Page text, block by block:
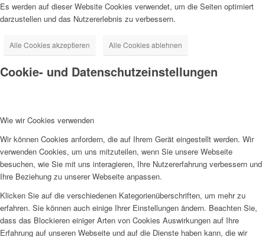
Es werden auf dieser Website Cookies verwendet, um die Seiten optimiert
darzustellen und das Nutzererlebnis zu verbessern.
Alle Cookies akzeptieren Alle Cookies ablehnen
Cookie- und Datenschutzeinstellungen
Wie wir Cookies verwenden
Wir können Cookies anfordern, die auf Ihrem Gerät eingestellt werden. Wir
verwenden Cookies, um uns mitzuteilen, wenn Sie unsere Webseite
besuchen, wie Sie mit uns interagieren, Ihre Nutzererfahrung verbessern und
Ihre Beziehung zu unserer Webseite anpassen.
Klicken Sie auf die verschiedenen Kategorienüberschriften, um mehr zu
erfahren. Sie können auch einige Ihrer Einstellungen ändern. Beachten Sie,
dass das Blockieren einiger Arten von Cookies Auswirkungen auf Ihre
Erfahrung auf unseren Webseite und auf die Dienste haben kann, die wir